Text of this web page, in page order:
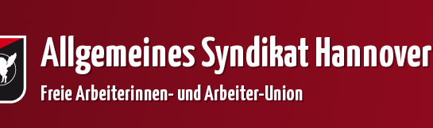
Allgemeines Syndikat Hannover
Freie Arbeiterinnen- und Arbeiter-Union